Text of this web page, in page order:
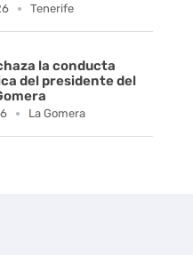
Tenerife
la conducta
del presidente del
La Gomera